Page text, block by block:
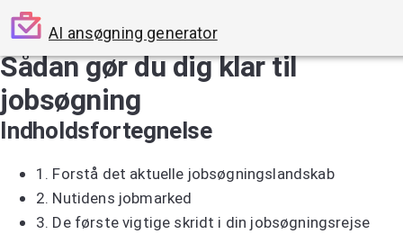
AI ansøgning generator
Sådan gør du dig klar til
jobsøgning
Indholdsfortegnelse
1. Forstå det aktuelle jobsøgningslandskab
2. Nutidens jobmarked
3. De første vigtige skridt i din jobsøgningsrejse